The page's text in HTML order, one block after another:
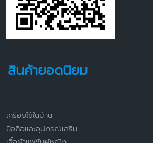
สินค้ายอดนิยม
เครื่องใช้ในบ้าน
มือถือและอุปกรณ์เสริม